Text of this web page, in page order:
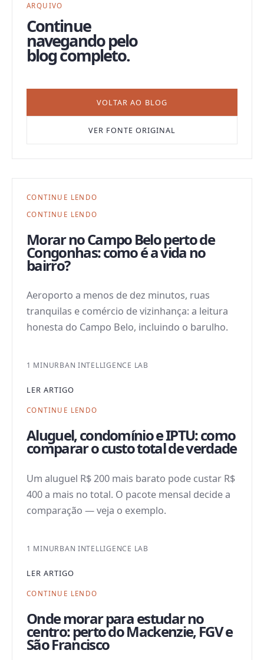
ARQUIVO
Continue
navegando pelo
blog completo.
VOLTAR AO BLOG
VER FONTE ORIGINAL
CONTINUE LENDO
CONTINUE LENDO
Morar no Campo Belo perto de
Congonhas: como é a vida no
bairro?
Aeroporto a menos de dez minutos, ruas
tranquilas e comércio de vizinhança: a leitura
honesta do Campo Belo, incluindo o barulho.
1 MINURBAN INTELLIGENCE LAB
LER ARTIGO
CONTINUE LENDO
Aluguel, condomínio e IPTU: como
comparar o custo total de verdade
Um aluguel R$ 200 mais barato pode custar R$
400 a mais no total. O pacote mensal decide a
comparação — veja o exemplo.
1 MINURBAN INTELLIGENCE LAB
LER ARTIGO
CONTINUE LENDO
Onde morar para estudar no
centro: perto do Mackenzie, FGV e
São Francisco